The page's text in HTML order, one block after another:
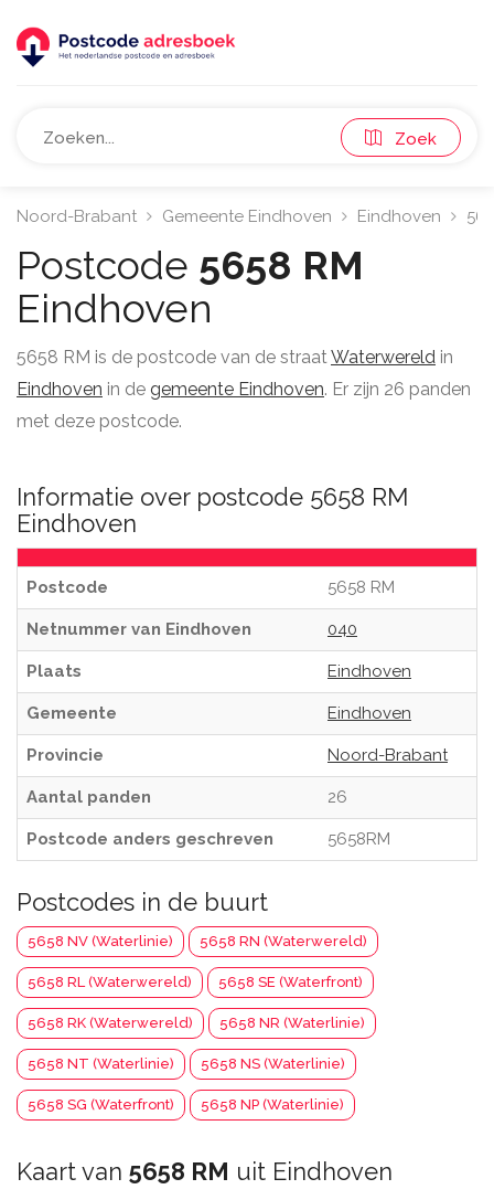
Zoek
Noord-Brabant Gemeente Eindhoven Eindhoven
Postcode 5658 RM
Eindhoven
5658 RM is de postcode van de straatWaterwereld in
Eindhoven in de gemeente Eindhoven. Er zijn 26 panden
met deze postcode.
Informatie over postcode 5658 RM
Eindhoven
Postcode 5658 RM
Netnummer van Eindhoven 040
Plaats Eindhoven
Gemeente Eindhoven
Provincie Noord-Brabant
Aantal panden 26
Postcode anders geschreven 5658RM
Postcodes in de buurt
5658 NV (Waterlinie) 5658 RN (Waterwereld)
5658 RL (Waterwereld) 5658 SE (Waterfront)
5658 RK (Waterwereld) 5658 NR (Waterlinie)
5658 NT (Waterlinie) 5658 NS (Waterlinie)
5658 SG (Waterfront) 5658 NP (Waterlinie)
Kaart van 5658 RM uit Eindhoven